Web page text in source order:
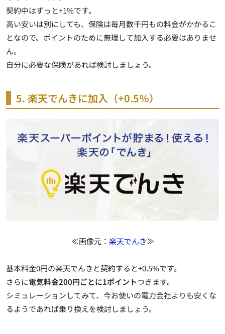
契約中はずっと+1%です。
高い安いは別にしても、 保険は毎月数千円もの料金がかかるこ
となので、ポイントのために無理して加入する必要はありませ
ん。
自分に必要な保険があれば検討しましょう。
5. 楽天でんきに加入（+0.5％）
≪画像元： 楽天でんき≫
基本料金0円の楽天でんきと契約すると+0.5%です。
さらに電気料金200円ごとに1ポイントつきます。
シミュレーションしてみて、今お使いの電力会社よりも安くな
るようであれば乗り換えを検討しましょう。